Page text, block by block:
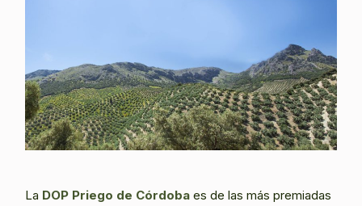
La DOP Priego de Córdoba es de las más premiadas